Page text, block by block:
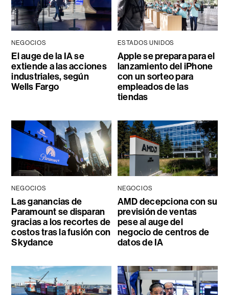
NEGOCIOS
El auge de la IA se
extiende a las acciones
industriales, según
Wells Fargo
ESTADOS UNIDOS
Apple se prepara para el
lanzamiento del iPhone
con un sorteo para
empleados de las
tiendas
NEGOCIOS
Las ganancias de
Paramount se disparan
gracias a los recortes de
costos tras la fusión con
Skydance
NEGOCIOS
AMD decepciona con su
previsión de ventas
pese al auge del
negocio de centros de
datos de IA